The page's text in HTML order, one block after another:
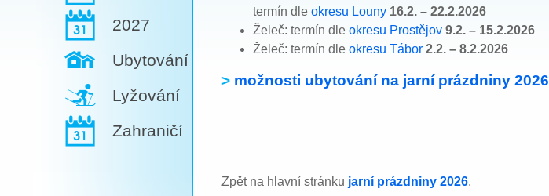
2027
Ubytování
Lyžování
Zahraničí
termín dle okresu Louny 16.2. – 22.2.2026
Želeč: termín dle okresu Prostějov 9.2. – 15.2.2026
Želeč: termín dle okresu Tábor 2.2. – 8.2.2026
> možnosti ubytování na jarní prázdniny 2026
Zpět na hlavní stránku jarní prázdniny 2026.